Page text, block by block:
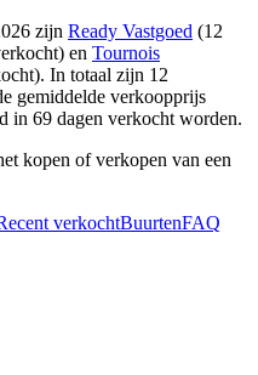
zijn Ready Vastgoed (12
en Tournois
. In totaal zijn 12
gemiddelde verkoopprijs
in 69 dagen verkocht worden.
kopen of verkopen van een
verkochtBuurtenFAQ